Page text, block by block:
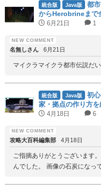
統合版 Java版
都
からHerobrineまで
6月21日 1
名無しさん 6月21日
マイクラマイクラ都市伝説だ
統合版 Java版
初
家・拠点の作り方
クも紹介！
4月18日 6
攻略大百科編集部 4月18日
ご指摘ありがとうございます
んでした。 画像の石炭になっ